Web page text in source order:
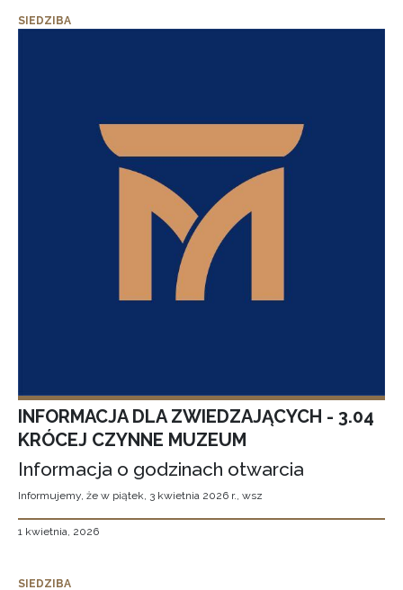
SIEDZIBA
INFORMACJA DLA ZWIEDZAJĄCYCH - 3.04
KRÓCEJ CZYNNE MUZEUM
Informacja o godzinach otwarcia
Informujemy, że w piątek, 3 kwietnia 2026 r., wsz
1 kwietnia, 2026
SIEDZIBA